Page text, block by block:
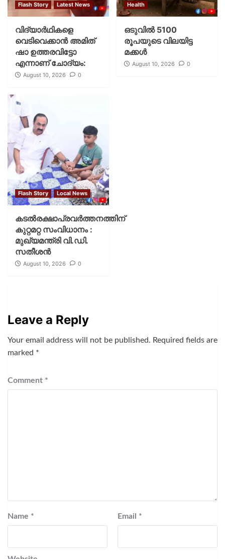
Flash Story Latest News
വിദ്യാര്‍ഥികളെ
വെടിവെക്കാന്‍ അമിത്
ഷാ ഉത്തരവിട്ടോ
എന്നാണ് ചോദ്യം:
August 10, 2026 0
Health
ഒടുവിൽ 5100
രൂപയുടെ വിലയിട്ട
മക്കൾ
August 10, 2026 0
Flash Story Local News
കടല്‍രക്ഷാപ്രവര്‍ത്തനത്തിന്
കുറ്റമറ്റ സംവിധാനം :
മുഖ്യമന്ത്രി വി.ഡി.
സതീശന്‍
August 10, 2026 0
Leave a Reply
Your email address will not be published. Required fields are
marked *
Comment *
Name * Email *